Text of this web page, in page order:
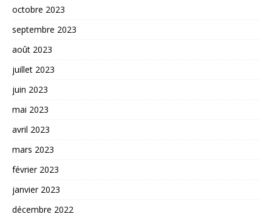
octobre 2023
septembre 2023
août 2023
juillet 2023
juin 2023
mai 2023
avril 2023
mars 2023
février 2023
janvier 2023
décembre 2022